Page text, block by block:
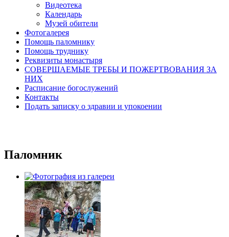
Видеотека
Календарь
Музей обители
Фотогалерея
Помощь паломнику
Помощь труднику
Реквизиты монастыря
СОВЕРШАЕМЫЕ ТРЕБЫ И ПОЖЕРТВОВАНИЯ ЗА
НИХ
Расписание богослужений
Контакты
Подать записку о здравии и упокоении
Паломник